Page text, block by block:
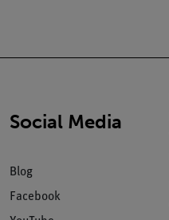
Social Media
Blog
Facebook